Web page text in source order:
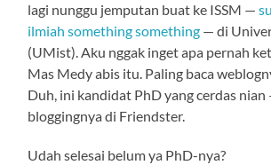
lagi nunggu jemputan buat ke ISSM —
ilmiah something something — di
(UMist). Aku nggak inget apa pernah
Mas Medy abis itu. Paling baca
Duh, ini kandidat PhD yang cerdas
bloggingnya di Friendster.
Udah selesai belum ya PhD-nya?